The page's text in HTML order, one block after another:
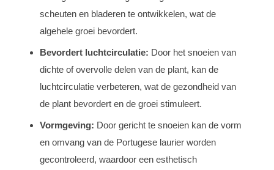
scheuten en bladeren te ontwikkelen, wat de
algehele groei bevordert.
Bevordert luchtcirculatie: Door het snoeien van
dichte of overvolle delen van de plant, kan de
luchtcirculatie verbeteren, wat de gezondheid van
de plant bevordert en de groei stimuleert.
Vormgeving: Door gericht te snoeien kan de vorm
en omvang van de Portugese laurier worden
gecontroleerd, waardoor een esthetisch